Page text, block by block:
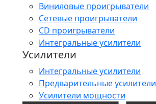
Виниловые проигрыватели
Сетевые проигрыватели
CD проигрыватели
Интегральные усилители
Усилители
Интегральные усилители
Предварительные усилители
Усилители мощности